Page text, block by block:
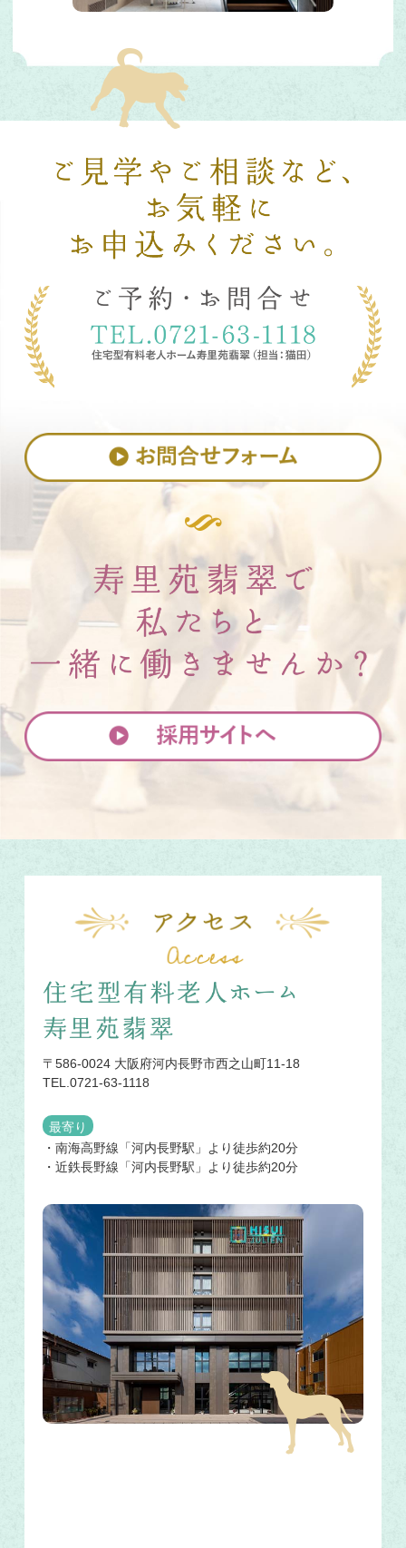
〒586-0024 大阪府河内長野市西之山町11-18
TEL.0721-63-1118
最寄り
・南海高野線「河内長野駅」より徒歩約20分
・近鉄長野線「河内長野駅」より徒歩約20分